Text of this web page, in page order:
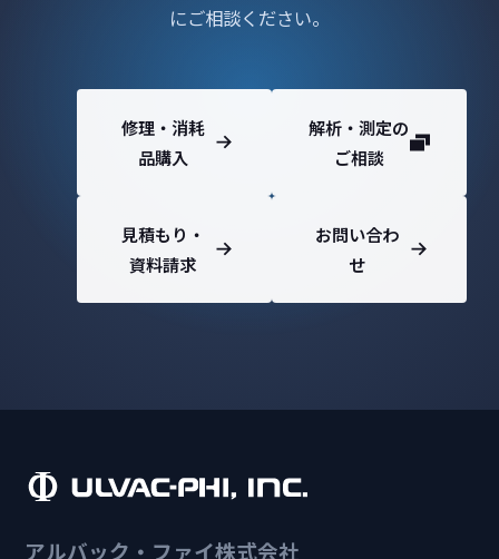
にご相談ください。
修理・消耗
品購入
解析・測定の
ご相談
見積もり・
資料請求
お問い合わ
せ
アルバック・ファイ株式会社